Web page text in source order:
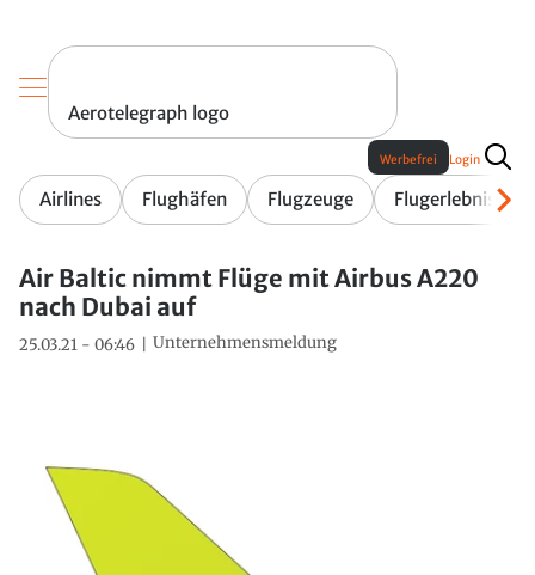
Aerotelegraph logo
Airlines Flughäfen Flugzeuge Flugerlebnis
Werbefrei Login
Air Baltic nimmt Flüge mit Airbus A220
nach Dubai auf
25.03.21 - 06:46 Unternehmensmeldung